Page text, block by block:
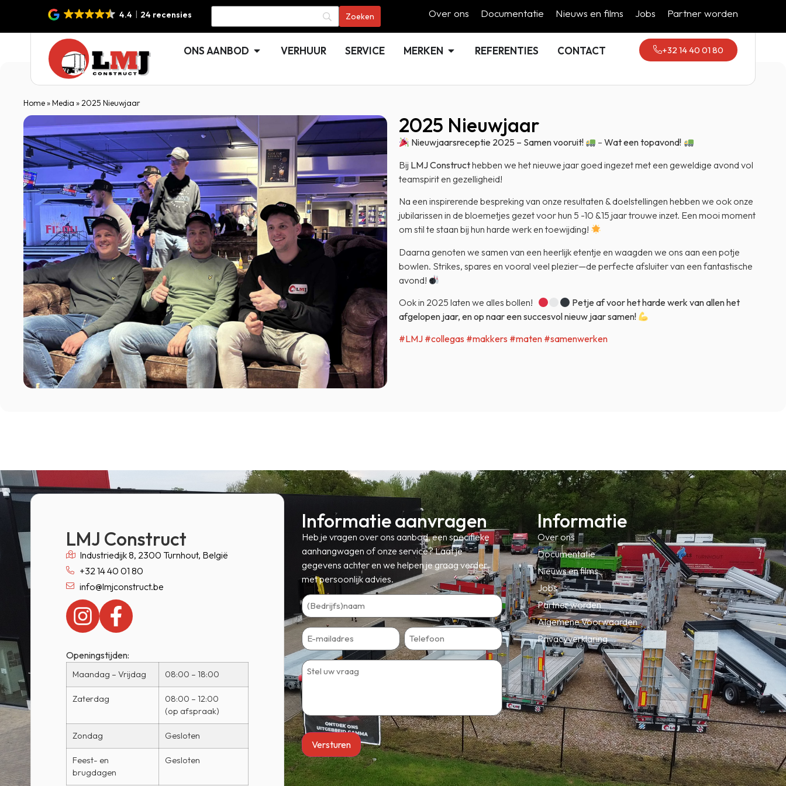
4.4 24 recensies Over ons Documentatie Nieuws en films Jobs Partner worden
ONS AANBOD VERHUUR SERVICE MERKEN REFERENTIES CONTACT +32 14 40 01 80
Home»Media »2025 Nieuwjaar
2025 Nieuwjaar
Nieuwjaarsreceptie 2025 – Samen vooruit! –Wat een topavond!
Bij LMJ Constructhebben we het nieuwe jaar goed ingezet met een geweldige avond vol
teamspirit en gezelligheid!
Na een inspirerende bespreking van onze resultaten & doelstellingen hebben we ook onze
jubilarissen in de bloemetjes gezet voor hun 5 -10 &15 jaar trouwe inzet. Een mooi moment
om stil te staan bij hun harde werk en toewijding!
Daarna genoten we samen van een heerlijk etentje en waagden we ons aan een potje
bowlen. Strikes, spares en vooral veel plezier—de perfecte afsluiter van een fantastische
avond!
Ook in 2025 laten we alles bollen!
Petje af voor het harde werk van allen het
afgelopen jaar, en op naar een succesvol nieuw jaar samen!
#LMJ #collegas #makkers #maten #samenwerken
LMJ Construct
Industriedijk 8, 2300 Turnhout, België
+32 14 40 01 80
info@lmjconstruct.be
Openingstijden:
Maandag – Vrijdag 08:00 – 18:00
Zaterdag
08:00 – 12:00
(op afspraak)
Zondag Gesloten
Feest- en
brugdagen
Gesloten
Informatie aanvragen
Heb je vragen over ons aanbod, een specifieke
aanhangwagen of onze service? Laat je
gegevens achter en we helpen je graag verder
met persoonlijk advies.
Informatie
Over ons
Documentatie
Nieuws en films
Jobs
Partner worden
Algemene Voorwaarden
Privacyverklaring